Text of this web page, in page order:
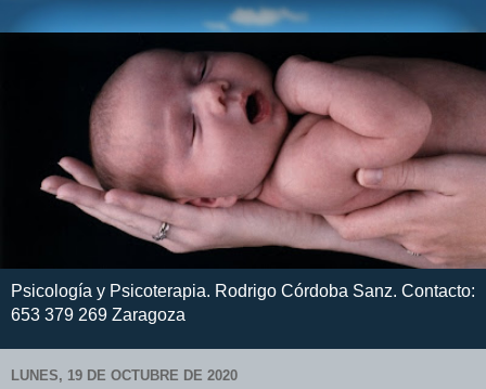
Psicología y Psicoterapia. Rodrigo Córdoba Sanz. Contacto:
653 379 269 Zaragoza
LUNES, 19 DE OCTUBRE DE 2020